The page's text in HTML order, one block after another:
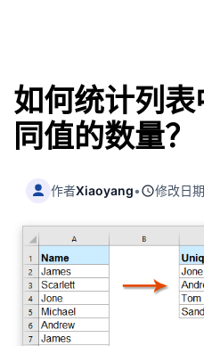
如何统计列
同值的数量？
作者Xiaoyang• 修改日期